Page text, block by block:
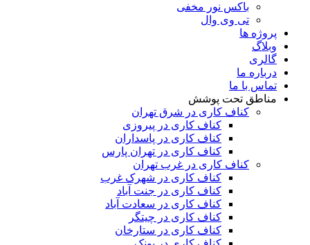
باکس نور مخفی
تی وی وال
پروژه ها
وبلاگ
گالری
درباره ما
تماس با ما
مناطق تحت پوشش
کناف کاری در شرق تهران
کناف کاری در پیروزی
کناف کاری در پاسداران
کناف کاری در تهران پارس
کناف کاری در غرب تهران
کناف کاری در شهرک غرب
کناف کاری در جنت آباد
کناف کاری در سعادت آباد
کناف کاری در چیتگر
کناف کاری در ستارخان